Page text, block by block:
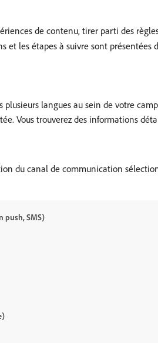
de contenu, tirer parti des
et les étapes à suivre sont présentées
plusieurs langues au sein de votre
Vous trouverez des informations
du canal de communication
push, SMS)